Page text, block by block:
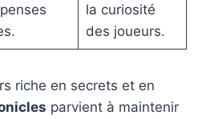
la curiosité
des joueurs.
riche en secrets et en
parvient à maintenir